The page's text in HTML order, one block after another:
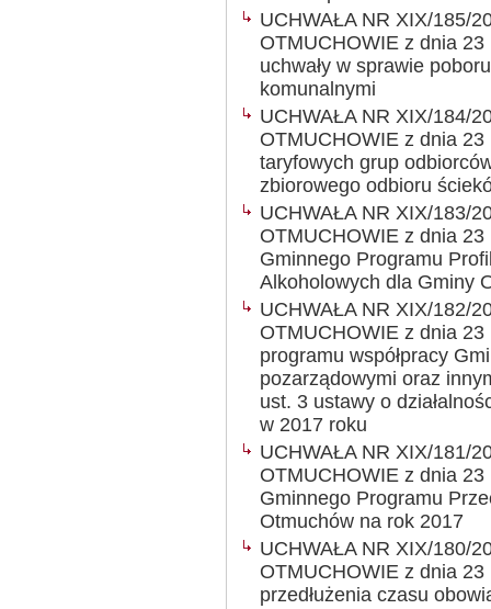
UCHWAŁA NR XIX/185/
OTMUCHOWIE z dnia
uchwały w sprawie
komunalnymi
UCHWAŁA NR XIX/184/
OTMUCHOWIE z dnia 23
taryfowych grup
zbiorowego odbioru
UCHWAŁA NR XIX/183/
OTMUCHOWIE z dnia
Gminnego Programu
Alkoholowych dla Gminy
UCHWAŁA NR XIX/182/
OTMUCHOWIE z dnia
programu współpracy
pozarządowymi oraz
ust. 3 ustawy o
w 2017 roku
UCHWAŁA NR XIX/181/
OTMUCHOWIE z dnia
Gminnego Programu
Otmuchów na rok 2017
UCHWAŁA NR XIX/180/
OTMUCHOWIE z dnia
przedłużenia czasu